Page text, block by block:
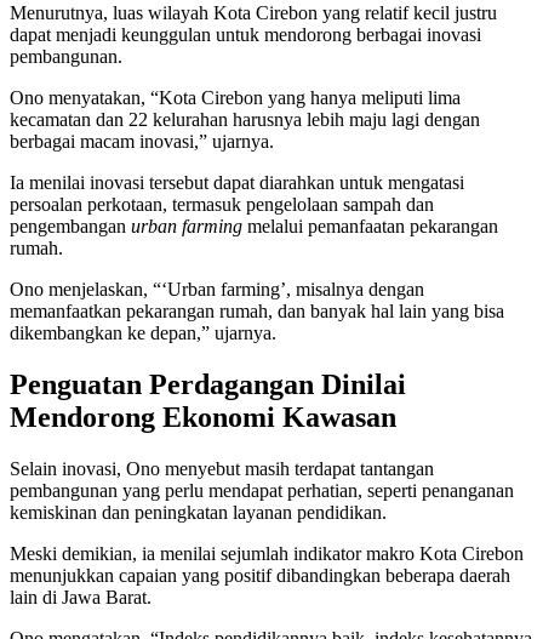
Menurutnya, luas wilayah Kota Cirebon yang relatif kecil justru
dapat menjadi keunggulan untuk mendorong berbagai inovasi
pembangunan.
Ono menyatakan, “Kota Cirebon yang hanya meliputi lima
kecamatan dan 22 kelurahan harusnya lebih maju lagi dengan
berbagai macam inovasi,” ujarnya.
Ia menilai inovasi tersebut dapat diarahkan untuk mengatasi
persoalan perkotaan, termasuk pengelolaan sampah dan
pengembangan urban farming melalui pemanfaatan pekarangan
rumah.
Ono menjelaskan, “‘Urban farming’, misalnya dengan
memanfaatkan pekarangan rumah, dan banyak hal lain yang bisa
dikembangkan ke depan,” ujarnya.
Penguatan Perdagangan Dinilai
Mendorong Ekonomi Kawasan
Selain inovasi, Ono menyebut masih terdapat tantangan
pembangunan yang perlu mendapat perhatian, seperti penanganan
kemiskinan dan peningkatan layanan pendidikan.
Meski demikian, ia menilai sejumlah indikator makro Kota Cirebon
menunjukkan capaian yang positif dibandingkan beberapa daerah
lain di Jawa Barat.